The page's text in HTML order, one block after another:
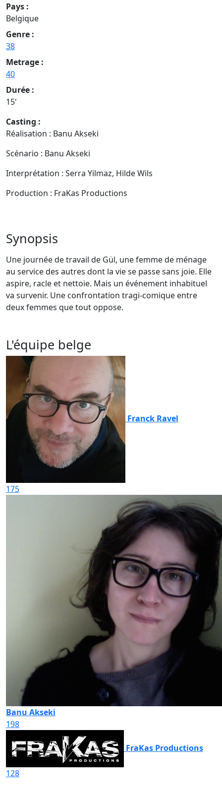
Pays :
Belgique
Genre :
38
Metrage :
40
Durée :
15'
Casting :
Réalisation : Banu Akseki
Scénario : Banu Akseki
Interprétation : Serra Yilmaz, Hilde Wils
Production : FraKas Productions
Synopsis
Une journée de travail de Gül, une femme de ménage
au service des autres dont la vie se passe sans joie. Elle
aspire, racle et nettoie. Mais un événement inhabituel
va survenir. Une confrontation tragi-comique entre
deux femmes que tout oppose.
L'équipe belge
Franck Ravel
175
Banu Akseki
198
FraKas Productions
128